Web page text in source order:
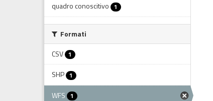
quadro conoscitivo 1
Formati
CSV 1
SHP 1
WFS 1